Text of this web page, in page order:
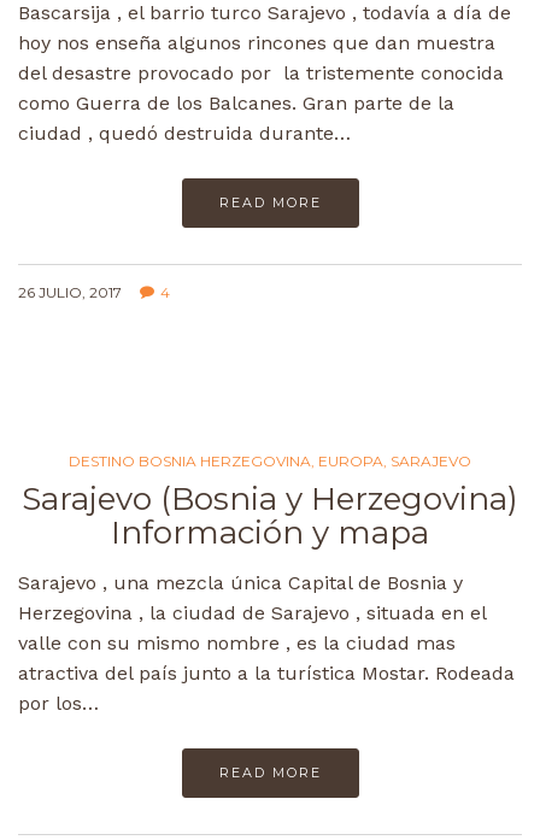
Bascarsija , el barrio turco Sarajevo , todavía a día de
hoy nos enseña algunos rincones que dan muestra
del desastre provocado por la tristemente conocida
como Guerra de los Balcanes. Gran parte de la
ciudad , quedó destruida durante…
READ MORE
26 JULIO, 2017 4
DESTINO BOSNIA HERZEGOVINA, EUROPA, SARAJEVO
Sarajevo (Bosnia y Herzegovina)
Información y mapa
Sarajevo , una mezcla única Capital de Bosnia y
Herzegovina , la ciudad de Sarajevo , situada en el
valle con su mismo nombre , es la ciudad mas
atractiva del país junto a la turística Mostar. Rodeada
por los…
READ MORE